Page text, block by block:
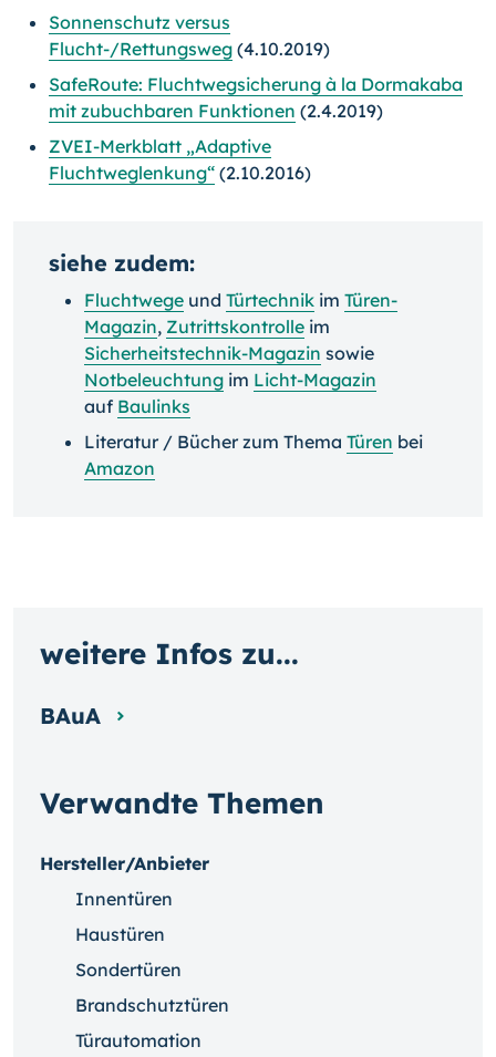
Sonnenschutz versus
Flucht-/Rettungsweg (4.10.2019)
SafeRoute: Fluchtwegsicherung à la Dormakaba
mit zubuchbaren Funktionen (2.4.2019)
ZVEI-Merkblatt „Adaptive
Fluchtweglenkung“ (2.10.2016)
siehe zudem:
Fluchtwege und Türtechnik im Türen-
Magazin, Zutrittskontrolle im
Sicherheitstechnik-Magazin sowie
Notbeleuchtung im Licht-Magazin
auf Baulinks
Literatur / Bücher zum Thema Türen bei
Amazon
Verwandte Themen
Hersteller/Anbieter
Innentüren
Haustüren
Sondertüren
Brandschutztüren
Türautomation
weitere Infos zu...
BAuA